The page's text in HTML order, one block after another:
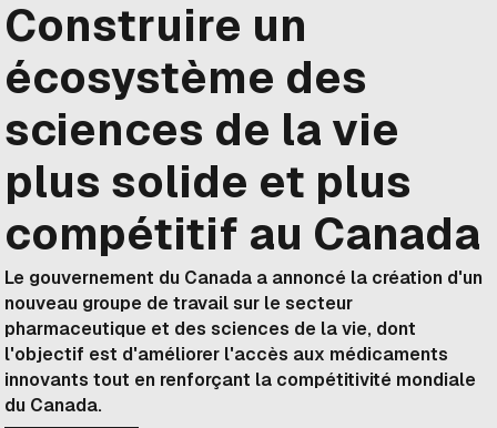
Construire un
écosystème des
sciences de la vie
plus solide et plus
compétitif au Canada
Le gouvernement du Canada a annoncé la création d'un
nouveau groupe de travail sur le secteur
pharmaceutique et des sciences de la vie, dont
l'objectif est d'améliorer l'accès aux médicaments
innovants tout en renforçant la compétitivité mondiale
du Canada.